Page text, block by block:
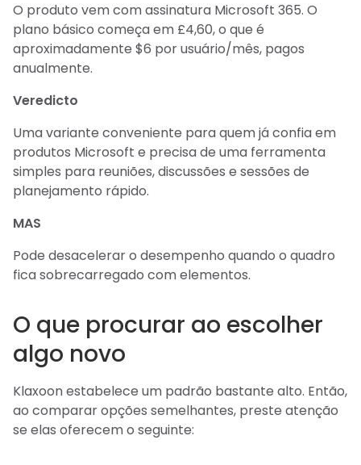
O produto vem com assinatura Microsoft 365. O
plano básico começa em £4,60, o que é
aproximadamente $6 por usuário/mês, pagos
anualmente.
Veredicto
Uma variante conveniente para quem já confia em
produtos Microsoft e precisa de uma ferramenta
simples para reuniões, discussões e sessões de
planejamento rápido.
MAS
Pode desacelerar o desempenho quando o quadro
fica sobrecarregado com elementos.
O que procurar ao escolher
algo novo
Klaxoon estabelece um padrão bastante alto. Então,
ao comparar opções semelhantes, preste atenção
se elas oferecem o seguinte: